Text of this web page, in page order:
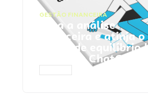
GESTÃO FINANCEIRA
Faça a análise
financeira e atinja o
ponto de equilíbrio |
Prompts ChatGPT